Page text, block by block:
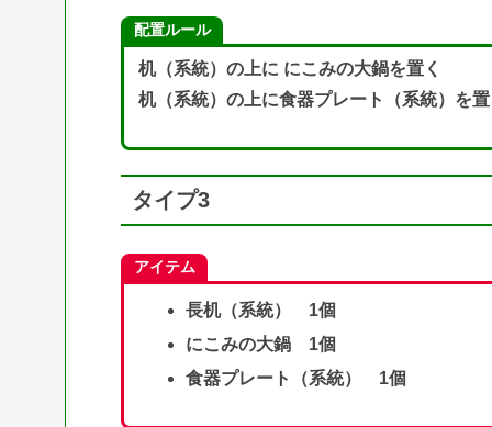
配置ルール
机（系統）の上に にこみの大鍋を置く
机（系統）の上に食器プレート（系統）を
タイプ3
アイテム
長机（系統） 1個
にこみの大鍋 1個
食器プレート（系統） 1個